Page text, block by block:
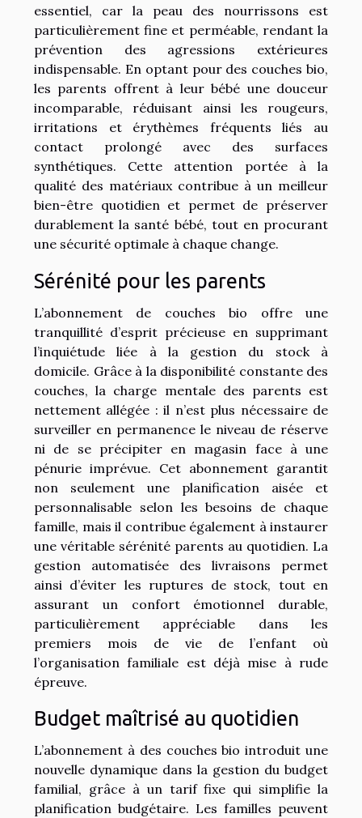
essentiel, car la peau des nourrissons est
particulièrement fine et perméable, rendant la
prévention des agressions extérieures
indispensable. En optant pour des couches bio,
les parents offrent à leur bébé une douceur
incomparable, réduisant ainsi les rougeurs,
irritations et érythèmes fréquents liés au
contact prolongé avec des surfaces
synthétiques. Cette attention portée à la
qualité des matériaux contribue à un meilleur
bien-être quotidien et permet de préserver
durablement la santé bébé, tout en procurant
une sécurité optimale à chaque change.
Sérénité pour les parents
L’abonnement de couches bio offre une
tranquillité d’esprit précieuse en supprimant
l’inquiétude liée à la gestion du stock à
domicile. Grâce à la disponibilité constante des
couches, la charge mentale des parents est
nettement allégée : il n’est plus nécessaire de
surveiller en permanence le niveau de réserve
ni de se précipiter en magasin face à une
pénurie imprévue. Cet abonnement garantit
non seulement une planification aisée et
personnalisable selon les besoins de chaque
famille, mais il contribue également à instaurer
une véritable sérénité parents au quotidien. La
gestion automatisée des livraisons permet
ainsi d’éviter les ruptures de stock, tout en
assurant un confort émotionnel durable,
particulièrement appréciable dans les
premiers mois de vie de l’enfant où
l’organisation familiale est déjà mise à rude
épreuve.
Budget maîtrisé au quotidien
L’abonnement à des couches bio introduit une
nouvelle dynamique dans la gestion du budget
familial, grâce à un tarif fixe qui simplifie la
planification budgétaire. Les familles peuvent